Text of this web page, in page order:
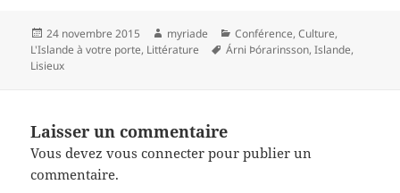
Publié
le
24 novembre 2015 Auteur
myriade Catégories
Conférence,Culture,
L'Islande à votre porte, Littérature
Mots-
Árni Þórarinsson,Islande,
Lisieux
Laisser un commentaire
Vous devezvous connecter pour publier un
commentaire.